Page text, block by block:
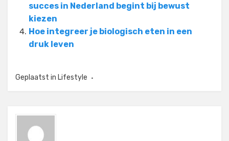
succes in Nederland begint bij bewust
kiezen
Hoe integreer je biologisch eten in een
druk leven
Geplaatst in Lifestyle